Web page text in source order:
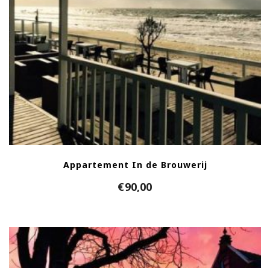
Appartement In de Brouwerij
€90,00